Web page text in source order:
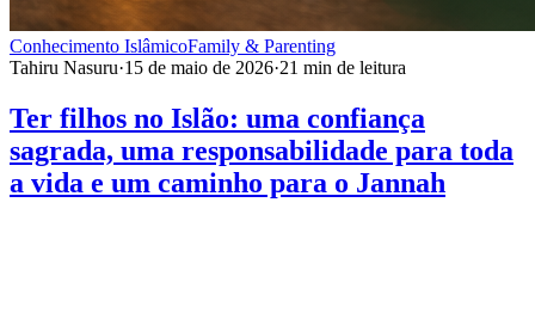
Conhecimento IslâmicoFamily & Parenting
Tahiru Nasuru·15 de maio de 2026·21 min de leitura
Ter filhos no Islão: uma confiança
sagrada, uma responsabilidade para toda
a vida e um caminho para o Jannah